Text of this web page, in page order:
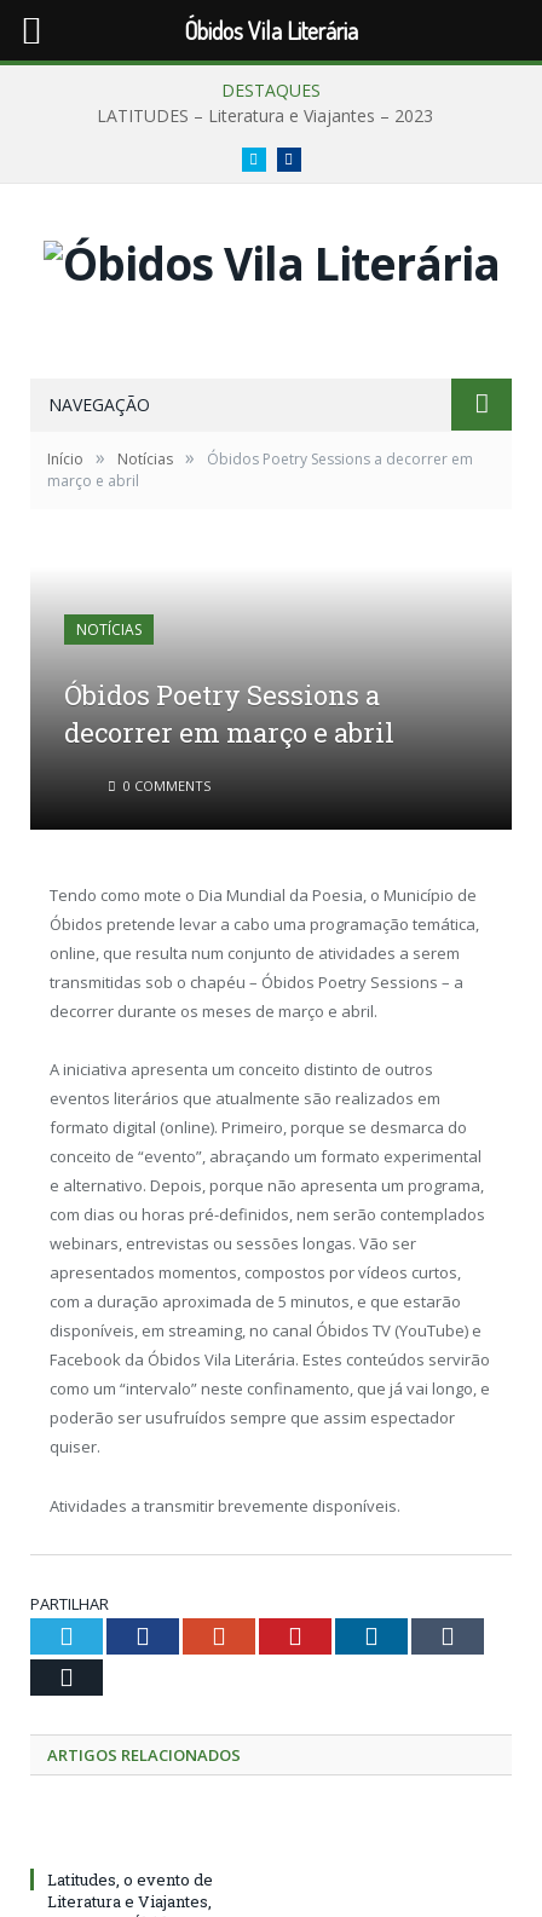
DESTAQUES
LATITUDES – Literatura e Viajantes – 2023
Twitter
NAVEGAÇÃO
Início » Notícias »
Óbidos Poetry Sessions a decorrer em
março e abril
NOTÍCIAS
Óbidos Poetry Sessions a
decorrer em março e abril
0 COMMENTS
Tendo como mote o Dia Mundial da Poesia, o Município de
Óbidos pretende levar a cabo uma programação temática,
online, que resulta num conjunto de atividades a serem
transmitidas sob o chapéu – Óbidos Poetry Sessions – a
decorrer durante os meses de março e abril.
A iniciativa apresenta um conceito distinto de outros
eventos literários que atualmente são realizados em
formato digital (online). Primeiro, porque se desmarca do
conceito de “evento”, abraçando um formato experimental
e alternativo. Depois, porque não apresenta um programa,
com dias ou horas pré-definidos, nem serão contemplados
webinars, entrevistas ou sessões longas. Vão ser
apresentados momentos, compostos por vídeos curtos,
com a duração aproximada de 5 minutos, e que estarão
disponíveis, em streaming, no canal Óbidos TV (YouTube) e
Facebook da Óbidos Vila Literária. Estes conteúdos servirão
como um “intervalo” neste confinamento, que já vai longo, e
poderão ser usufruídos sempre que assim espectador
quiser.
Atividades a transmitir brevemente disponíveis.
PARTILHAR
Twitter Facebook Google+ Pinterest LinkedIn
ARTIGOS RELACIONADOS
Latitudes, o evento de
Literatura e Viajantes,
Óbidos Vila Literária